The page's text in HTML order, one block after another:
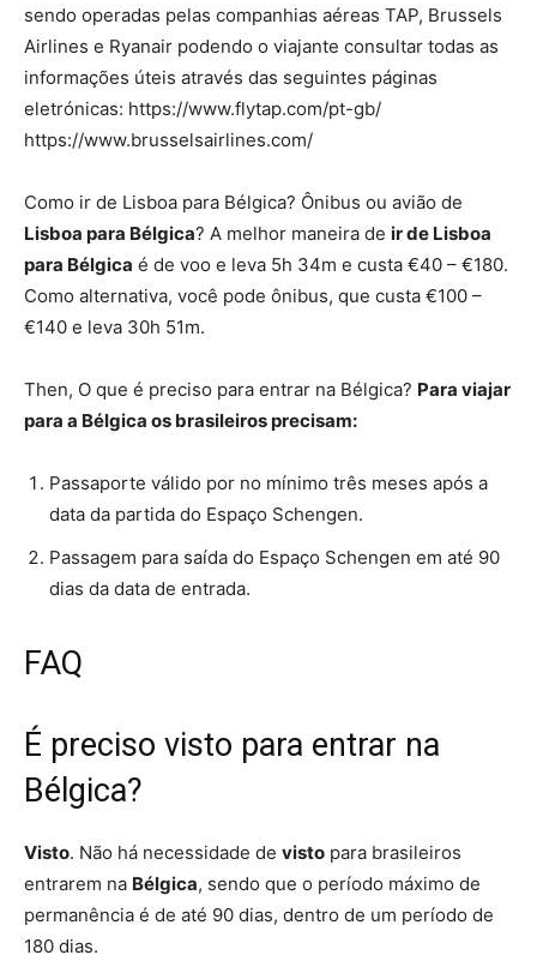
sendo operadas pelas companhias aéreas TAP, Brussels
Airlines e Ryanair podendo o viajante consultar todas as
informações úteis através das seguintes páginas
eletrónicas: https://www.flytap.com/pt-gb/
https://www.brusselsairlines.com/
Como ir de Lisboa para Bélgica? Ônibus ou avião de
Lisboa para Bélgica? A melhor maneira de ir de Lisboa
para Bélgica é de voo e leva 5h 34m e custa €40 – €180.
Como alternativa, você pode ônibus, que custa €100 –
€140 e leva 30h 51m.
Then, O que é preciso para entrar na Bélgica? Para viajar
para a Bélgica os brasileiros precisam:
Passaporte válido por no mínimo três meses após a
data da partida do Espaço Schengen.
Passagem para saída do Espaço Schengen em até 90
dias da data de entrada.
FAQ
É preciso visto para entrar na
Bélgica?
Visto. Não há necessidade de visto para brasileiros
entrarem na Bélgica, sendo que o período máximo de
permanência é de até 90 dias, dentro de um período de
180 dias.